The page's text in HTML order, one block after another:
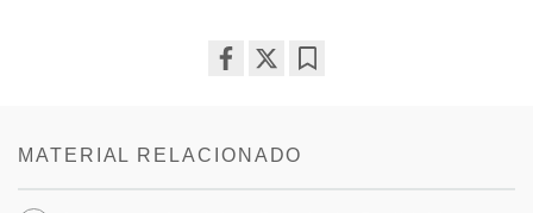
MATERIAL RELACIONADO